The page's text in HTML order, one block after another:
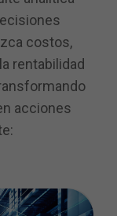
costos,
rentabilidad
acciones